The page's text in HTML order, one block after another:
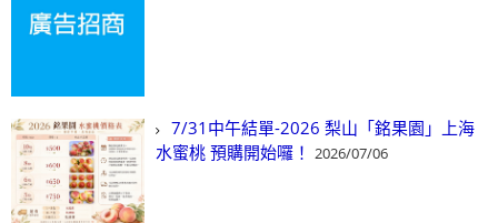
7/31中午結單-2026 梨山「銘果園」上海
水蜜桃 預購開始囉！ 2026/07/06